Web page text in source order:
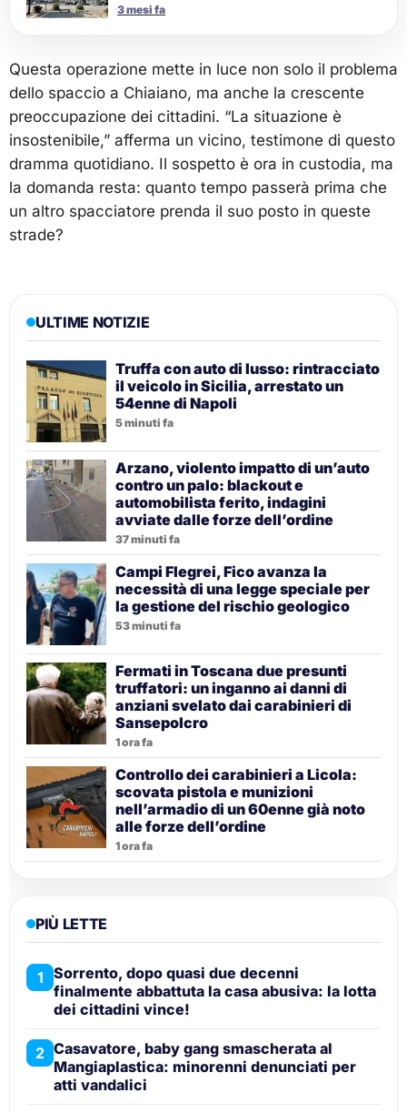
3 mesi fa
Questa operazione mette in luce non solo il problema
dello spaccio a Chiaiano, ma anche la crescente
preoccupazione dei cittadini. “La situazione è
insostenibile,” afferma un vicino, testimone di questo
dramma quotidiano. Il sospetto è ora in custodia, ma
la domanda resta: quanto tempo passerà prima che
un altro spacciatore prenda il suo posto in queste
strade?
ULTIME NOTIZIE
Truffa con auto di lusso: rintracciato
il veicolo in Sicilia, arrestato un
54enne di Napoli
5 minuti fa
Arzano, violento impatto di un’auto
contro un palo: blackout e
automobilista ferito, indagini
avviate dalle forze dell’ordine
37 minuti fa
Campi Flegrei, Fico avanza la
necessità di una legge speciale per
la gestione del rischio geologico
53 minuti fa
Fermati in Toscana due presunti
truffatori: un inganno ai danni di
anziani svelato dai carabinieri di
Sansepolcro
1 ora fa
Controllo dei carabinieri a Licola:
scovata pistola e munizioni
nell’armadio di un 60enne già noto
alle forze dell’ordine
1 ora fa
PIÙ LETTE
1 Sorrento, dopo quasi due decenni
finalmente abbattuta la casa abusiva: la lotta
dei cittadini vince!
2 Casavatore, baby gang smascherata al
Mangiaplastica: minorenni denunciati per
atti vandalici